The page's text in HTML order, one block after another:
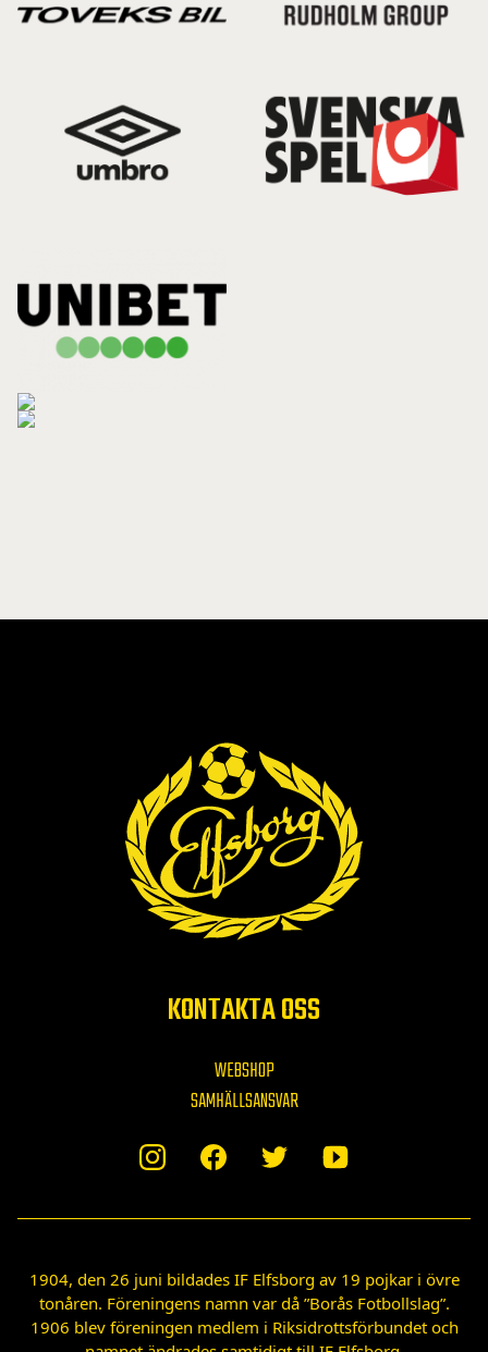
KONTAKTA OSS
WEBSHOP
SAMHÄLLSANSVAR
1904, den 26 juni bildades IF Elfsborg av 19 pojkar i övre
tonåren. Föreningens namn var då ”Borås Fotbollslag”.
1906 blev föreningen medlem i Riksidrottsförbundet och